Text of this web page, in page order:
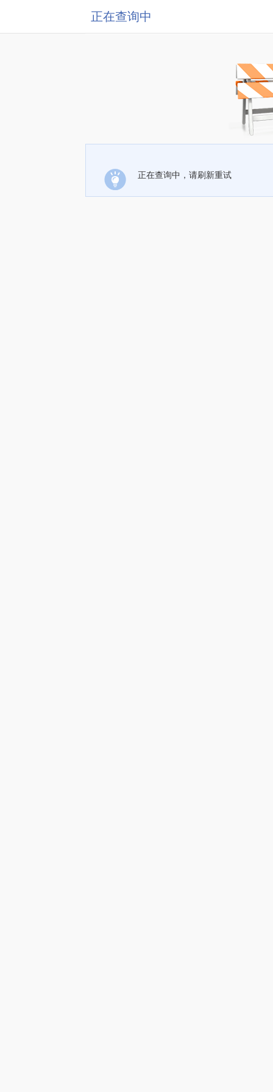
正在查询中
正在查询中，请刷新重试